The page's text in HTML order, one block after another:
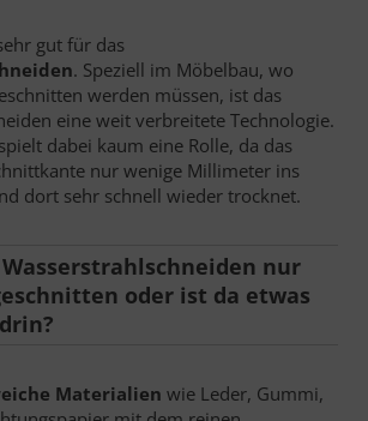
gut für das
. Speziell im Möbelbau, wo
werden müssen, ist das
eine weit verbreitete Technologie.
dabei kaum eine Rolle, da das
nur wenige Millimeter ins
dort sehr schnell wieder trocknet.
nur
oder ist da etwas
Materialien wie Leder, Gummi,